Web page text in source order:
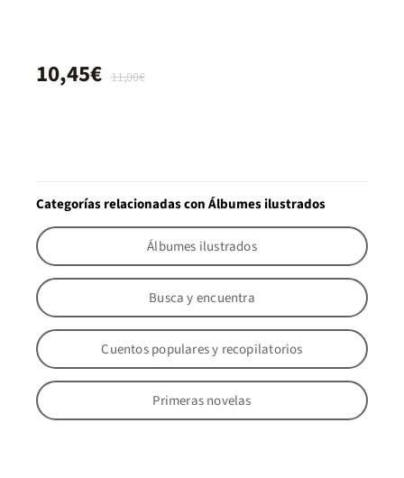
11,00€
10,45€
Categorías relacionadas con Álbumes ilustrados
Álbumes ilustrados
Busca y encuentra
Cuentos populares y recopilatorios
Primeras novelas